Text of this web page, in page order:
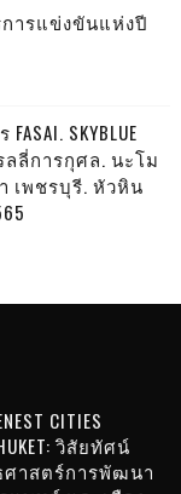
รการแข่งขันแห่งปี
SKYBLUE
ลลี่การกุศล. นะโม
เพชรบุรี. หัวหิน
CITIES
วิสัยทัศน์
ศาสตร์การพัฒนา